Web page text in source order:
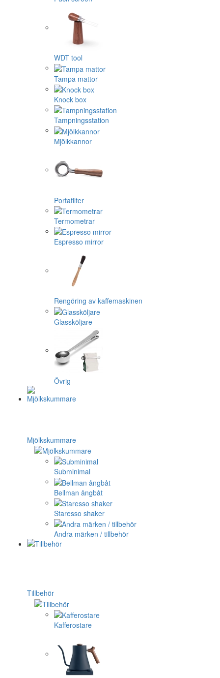
WDT tool
Tampa mattor
Knock box
Tampningsstation
Mjölkkannor
Portafilter
Termometrar
Espresso mirror
Rengöring av kaffemaskinen
Glassköljare
Övrig
Mjölkskummare
Subminimal
Bellman ångbåt
Staresso shaker
Andra märken / tillbehör
Tillbehör
Kafferostare